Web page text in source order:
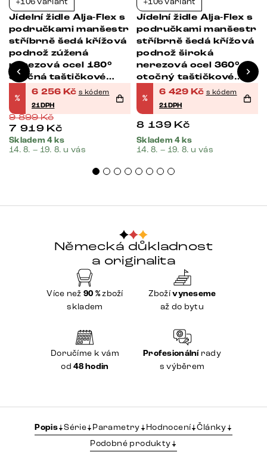
Jídelní židle Alja-Flex s
područkami manšestr
stříbrně šedá křížová
podnož zúžená
nerezová ocel 180°
otočná taštičkové
pružiny
%
6 256 Kč s kódem
21DPH
9 899Kč
7 919 Kč
Skladem 4 ks
14. 8. – 19. 8. u vás
Jídelní židle Alja-Flex s
područkami manšestr
stříbrně šedá křížová
podnož široká
nerezová ocel 360°
otočný taštičkové
pružiny
%
6 429 Kč s kódem
21DPH
8 139 Kč
Skladem 4 ks
14. 8. – 19. 8. u vás
Německá důkladnost
a originalita
Více než 90 %zboží
skladem
Zbožívyneseme
až do bytu
Doručíme k vám
od48 hodin
Profesionálnírady
s výběrem
Popis Série Parametry Hodnocení Články
Podobné produkty